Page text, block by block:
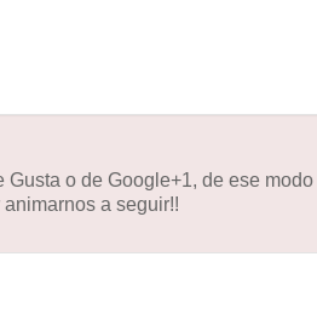
o de Google+1, de ese
a seguir!!